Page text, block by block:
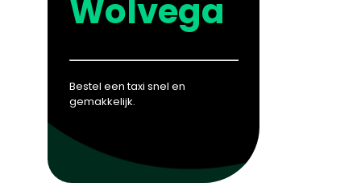
Wolvega
Bestel een taxi snel en
gemakkelijk.